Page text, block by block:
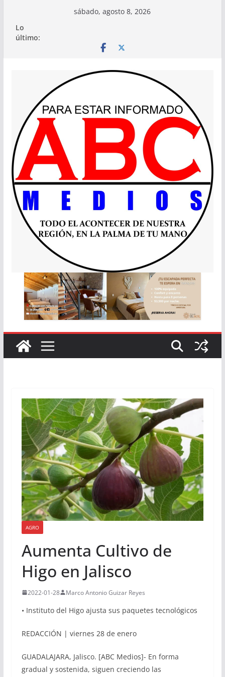
contenido
sábado, agosto 8, 2026
Lo
último:
AGRO
Aumenta Cultivo de
Higo en Jalisco
2022-01-28 Marco Antonio Guizar Reyes
• Instituto del Higo ajusta sus paquetes tecnológicos
REDACCIÓN | viernes 28 de enero
GUADALAJARA, Jalisco. [ABC Medios]- En forma
gradual y sostenida, siguen creciendo las